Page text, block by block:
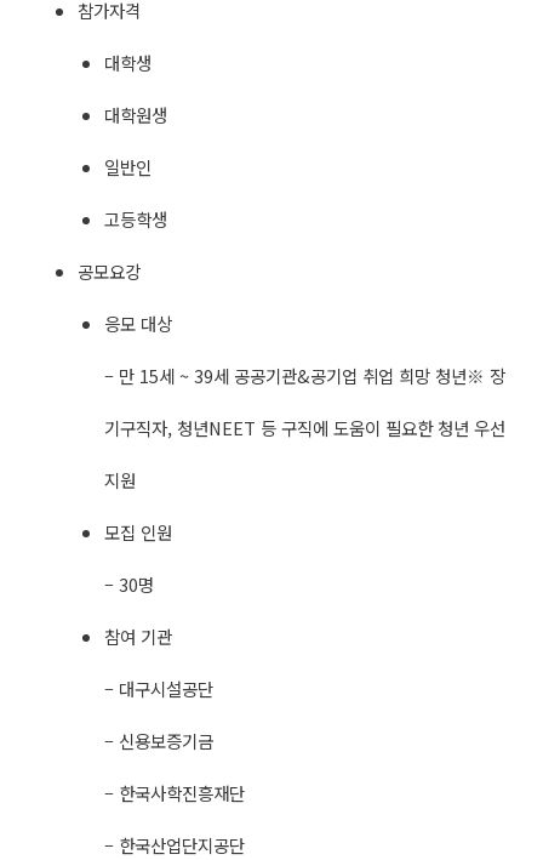
참가자격
대학생
대학원생
일반인
고등학생
공모요강
응모 대상
– 만 15세 ~ 39세 공공기관&공기업 취업 희망 청년※ 장
기구직자, 청년NEET 등 구직에 도움이 필요한 청년 우선
지원
모집 인원
– 30명
​참여 기관
– 대구시설​공단
– 신용보증기금
– 한국사학진흥재단
– 한국산업단지공단